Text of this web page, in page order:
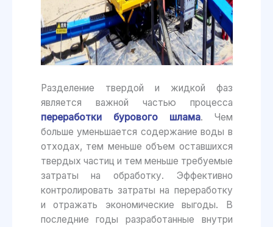
Разделение твердой и жидкой фаз
является важной частью процесса
переработки бурового шлама. Чем
больше уменьшается содержание воды в
отходах, тем меньше объем оставшихся
твердых частиц и тем меньше требуемые
затраты на обработку. Эффективно
контролировать затраты на переработку
и отражать экономические выгоды. В
последние годы разработанные внутри